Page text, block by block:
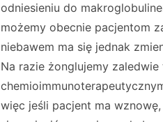
odniesieniu do
możemy obecnie pacjentom
niebawem ma się jednak
Na razie żonglujemy
więc jeśli pacjent ma